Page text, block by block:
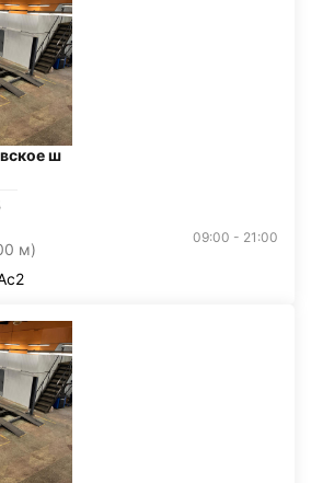
ш
м)
09:00 - 21:00